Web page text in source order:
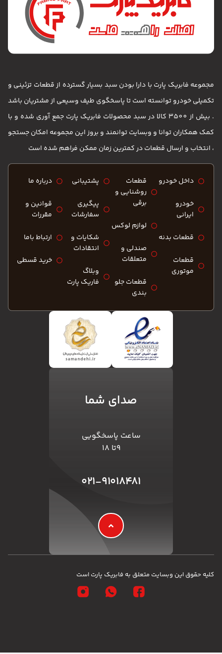
مجموعه فابریک پارت با دارا بودن سبد بسیار گسترده از قطعات تزئینی و
تکمیلی خودرو توانسته است تا پاسخگوی طیف وسیعی از مشتریان باشد
. بیش از 3500 کالا در سبد محصولات فابریک پارت جمع آوری شده و با
کمک همکاران توانا و وبسایت توانمند و بروز این مجموعه امکان جستجو
، انتخاب و ارسال قطعات در کمترین زمان ممکن فراهم شده است
داخل خودرو
خودرو
ایرانی
قطعات بدنه
قطعات
موتوری
قطعات
روشنایی و
برقی
لوازم لوکس
صندلی و
متعلقات
قطعات جلو
بندی
پشتیبانی
پیگیری
سفارشات
شکایات و
انتقادات
وبلاگ
فاریک پارت
درباره ما
قوانین و
مقررات
ارتباط باما
خرید قسطی
صدای شما
ساعت پاسخگویی
۹تا ۱۸
۰۲۱-۹۱۰۱۸۴۸۱
کلیه حقوق این وبسایت متعلق به فابریک پارت است